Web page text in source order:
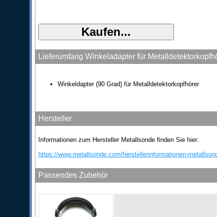
Lieferumfang Winkeladapter für
Winkeldapter (90 Grad) für Metalldetektorkopfhörer
Hersteller
Informationen zum Hersteller Metallsonde finden Sie hier:
https://www.metallsonde.com/herstellerinformationen-
Passendes Zubehör